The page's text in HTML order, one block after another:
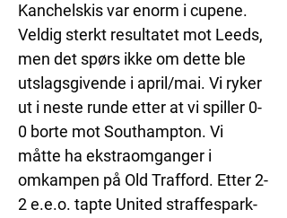
Kanchelskis var enorm i cupene.
Veldig sterkt resultatet mot Leeds,
men det spørs ikke om dette ble
utslagsgivende i april/mai. Vi ryker
ut i neste runde etter at vi spiller 0-
0 borte mot Southampton. Vi
måtte ha ekstraomganger i
omkampen på Old Trafford. Etter 2-
2 e.e.o. tapte United straffespark-